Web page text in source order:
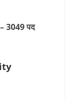
3049 पद